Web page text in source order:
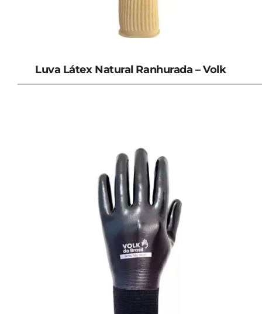
Luva Látex Natural Ranhurada – Volk